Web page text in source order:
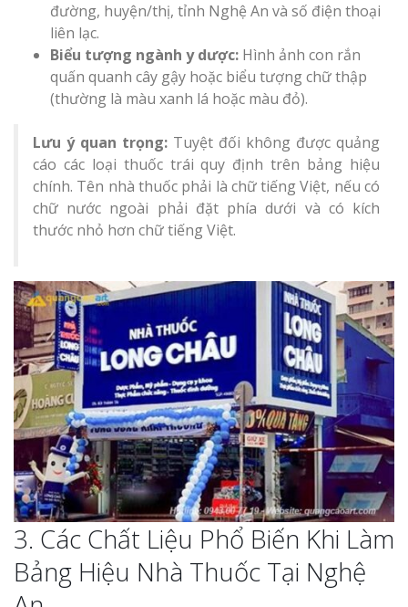
đường, huyện/thị, tỉnh Nghệ An và số điện thoại
liên lạc.
Biểu tượng ngành y dược: Hình ảnh con rắn
quấn quanh cây gậy hoặc biểu tượng chữ thập
(thường là màu xanh lá hoặc màu đỏ).
Lưu ý quan trọng: Tuyệt đối không được quảng
cáo các loại thuốc trái quy định trên bảng hiệu
chính. Tên nhà thuốc phải là chữ tiếng Việt, nếu có
chữ nước ngoài phải đặt phía dưới và có kích
thước nhỏ hơn chữ tiếng Việt.
3. Các Chất Liệu Phổ Biến Khi Làm
Bảng Hiệu Nhà Thuốc Tại Nghệ